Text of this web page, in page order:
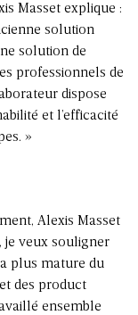
Masset explique :
solution
solution de
professionnels de
dispose
et l’efficacité
»
Alexis Masset
je veux souligner
plus mature du
des product
ensemble